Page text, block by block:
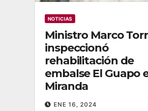
NOTICIAS
Ministro Marco
inspeccionó
rehabilitación de
embalse El Guapo
Miranda
ENE 16, 2024